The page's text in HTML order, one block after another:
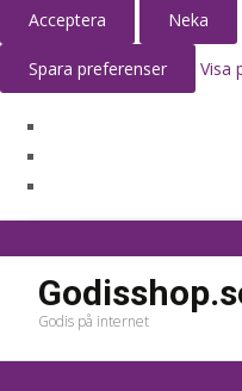
Acceptera Neka
Spara preferenser Visa
Godis på internet